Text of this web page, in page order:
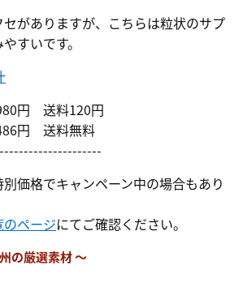
がありますが、こちらは粒状のサプ
すいです。
円 送料120円
円 送料無料
価格でキャンペーン中の場合もあり
ページにてご確認ください。
の厳選素材 ～